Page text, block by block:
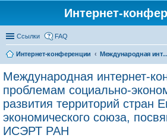
Интернет-
Ссылки FAQ
Интернет-конференции
Международная интернет-конференция по проблемам социально-экономического развития
Международная интернет-
проблемам социально-
развития территорий стран
экономического союза,
ИСЭРТ РАН